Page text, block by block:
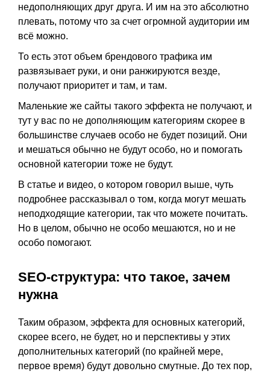
недополняющих друг друга. И им на это абсолютно
плевать, потому что за счет огромной аудитории им
всё можно.
То есть этот объем брендового трафика им
развязывает руки, и они ранжируются везде,
получают приоритет и там, и там.
Маленькие же сайты такого эффекта не получают, и
тут у вас по не дополняющим категориям скорее в
большинстве случаев особо не будет позиций. Они
и мешаться обычно не будут особо, но и помогать
основной категории тоже не будут.
В статье и видео, о котором говорил выше, чуть
подробнее рассказывал о том, когда могут мешать
неподходящие категории, так что можете почитать.
Но в целом, обычно не особо мешаются, но и не
особо помогают.
SEO-структура: что такое, зачем
нужна
Таким образом, эффекта для основных категорий,
скорее всего, не будет, но и перспективы у этих
дополнительных категорий (по крайней мере,
первое время) будут довольно смутные. До тех пор,